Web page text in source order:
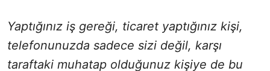
Yaptığınız iş gereği, ticaret yaptığınız kişi,
telefonunuzda sadece sizi değil, karşı
taraftaki muhatap olduğunuz kişiye de bu